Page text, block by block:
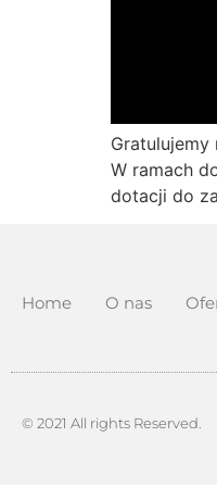
Gratulujemy
W ramach
dotacji do
Home O nas
© 2021 All rights Reserved.